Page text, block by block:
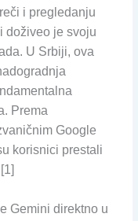
i pregledanju
doživeo je svoju
U Srbiji, ova
Prema
Google
korisnici prestali
Gemini direktno u